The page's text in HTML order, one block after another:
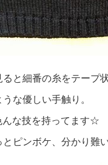
と細番の糸をテープ
な優しい手触り。
な技を持ってます☆
ピンボケ、分かり難